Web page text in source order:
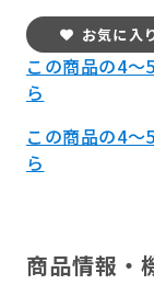
お気に入
この商品の4
ら
この商品の4
ら
商品情報・